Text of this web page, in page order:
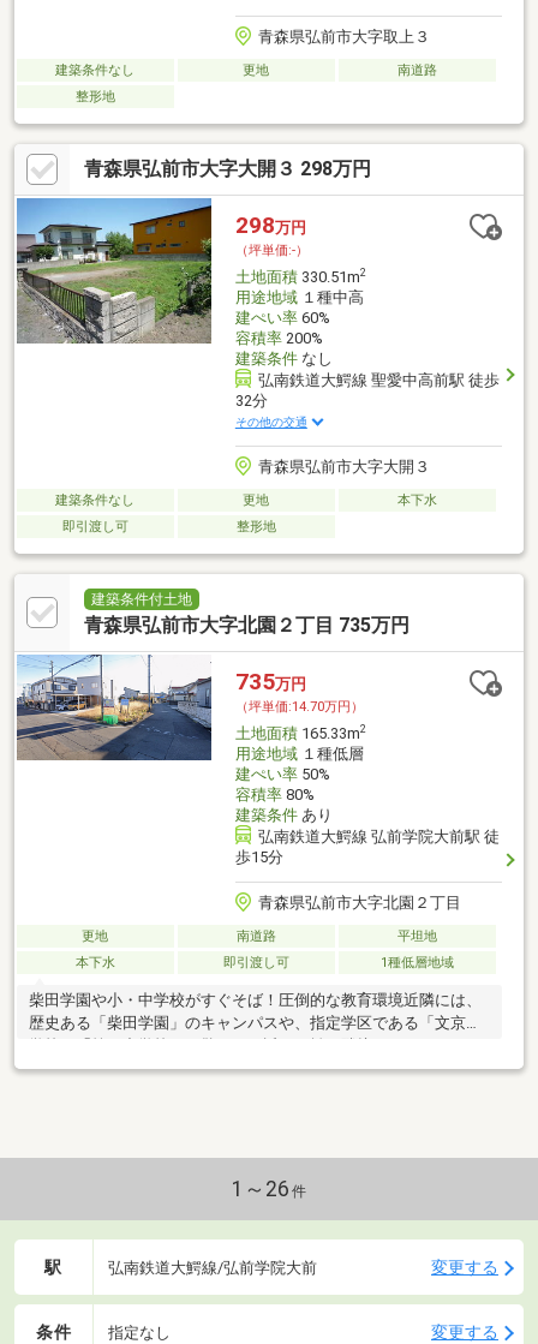
青森県弘前市大字取上３
建築条件なし 更地
南道路
整形地
青森県弘前市大字大開３ 298万円
298万円
（坪単価:-）
土地面積330.51m2
用途地域１種中高
建ぺい率60%
容積率200%
建築条件なし
弘南鉄道大鰐線 聖愛中高前駅 徒歩
32分
その他の交通
青森県弘前市大字大開３
建築条件なし 更地
本下水
即引渡し可
整形地
建築条件付土地
青森県弘前市大字北園２丁目 735万円
735万円
（坪単価:14.70万円）
土地面積165.33m2
用途地域１種低層
建ぺい率50%
容積率80%
建築条件あり
弘南鉄道大鰐線 弘前学院大前駅 徒
歩15分
青森県弘前市大字北園２丁目
更地 南道路
平坦地
本下水
即引渡し可 1種低層地域
柴田学園や小・中学校がすぐそば！圧倒的な教育環境近隣には、
歴史ある「柴田学園」のキャンパスや、指定学区である「文京小
1～26 件
駅 弘南鉄道大鰐線/弘前学院大前 変更する
条件 指定なし 変更する